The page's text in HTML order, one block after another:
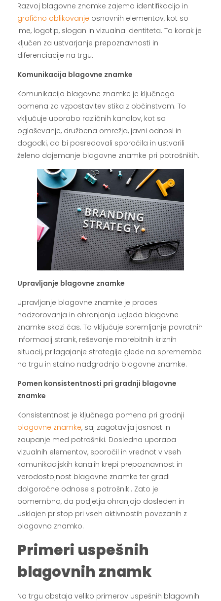
Razvoj blagovne znamke zajema identifikacijo in
grafično oblikovanje osnovnih elementov, kot so
ime, logotip, slogan in vizualna identiteta. Ta korak je
ključen za ustvarjanje prepoznavnosti in
diferenciacije na trgu.
Komunikacija blagovne znamke
Komunikacija blagovne znamke je ključnega
pomena za vzpostavitev stika z občinstvom. To
vključuje uporabo različnih kanalov, kot so
oglaševanje, družbena omrežja, javni odnosi in
dogodki, da bi posredovali sporočila in ustvarili
želeno dojemanje blagovne znamke pri potrošnikih.
Upravljanje blagovne znamke
Upravljanje blagovne znamke je proces
nadzorovanja in ohranjanja ugleda blagovne
znamke skozi čas. To vključuje spremljanje povratnih
informacij strank, reševanje morebitnih kriznih
situacij, prilagajanje strategije glede na spremembe
na trgu in stalno nadgradnjo blagovne znamke.
Pomen konsistentnosti pri gradnji blagovne
znamke
Konsistentnost je ključnega pomena pri gradnji
blagovne znamke, saj zagotavlja jasnost in
zaupanje med potrošniki. Dosledna uporaba
vizualnih elementov, sporočil in vrednot v vseh
komunikacijskih kanalih krepi prepoznavnost in
verodostojnost blagovne znamke ter gradi
dolgoročne odnose s potrošniki. Zato je
pomembno, da podjetja ohranjajo dosleden in
usklajen pristop pri vseh aktivnostih povezanih z
blagovno znamko.
Primeri uspešnih
blagovnih znamk
Na trgu obstaja veliko primerov uspešnih blagovnih